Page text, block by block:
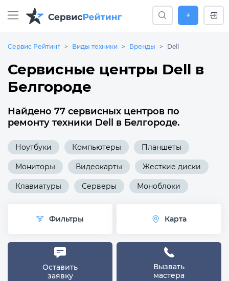
+
Сервис Рейтинг Виды техники Бренды Dell
Сервисные центры Dell в
Белгороде
Найдено 77 сервисных центров по
ремонту техники Dell в Белгороде.
Ноутбуки Компьютеры Планшеты
Мониторы Видеокарты Жесткие диски
Клавиатуры Серверы Моноблоки
Фильтры Карта
Оставить
заявку
Вызвать
мастера